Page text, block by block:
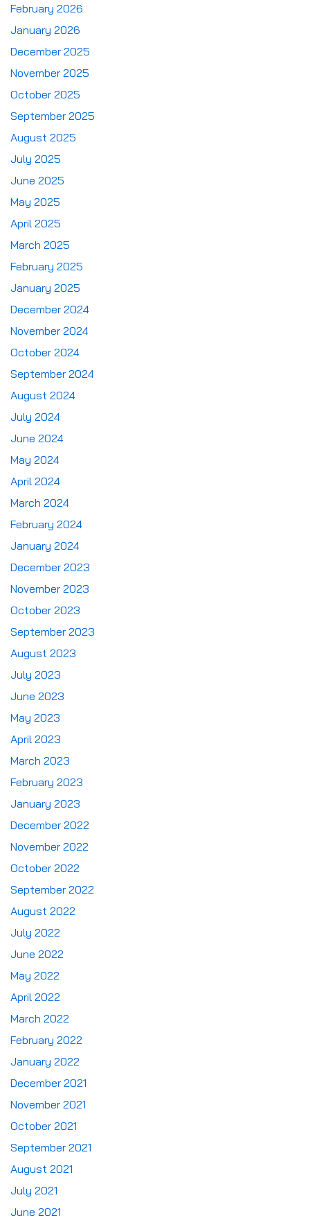
February 2026
January 2026
December 2025
November 2025
October 2025
September 2025
August 2025
July 2025
June 2025
May 2025
April 2025
March 2025
February 2025
January 2025
December 2024
November 2024
October 2024
September 2024
August 2024
July 2024
June 2024
May 2024
April 2024
March 2024
February 2024
January 2024
December 2023
November 2023
October 2023
September 2023
August 2023
July 2023
June 2023
May 2023
April 2023
March 2023
February 2023
January 2023
December 2022
November 2022
October 2022
September 2022
August 2022
July 2022
June 2022
May 2022
April 2022
March 2022
February 2022
January 2022
December 2021
November 2021
October 2021
September 2021
August 2021
July 2021
June 2021